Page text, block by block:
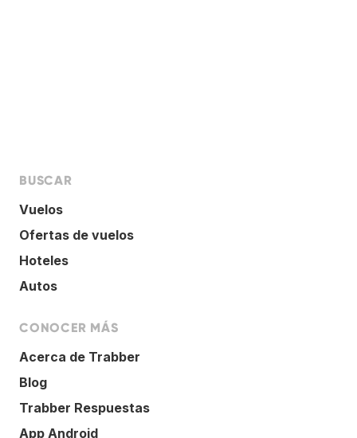
BUSCAR
Vuelos
Ofertas de vuelos
Hoteles
Autos
CONOCER MÁS
Acerca de Trabber
Blog
Trabber Respuestas
App Android